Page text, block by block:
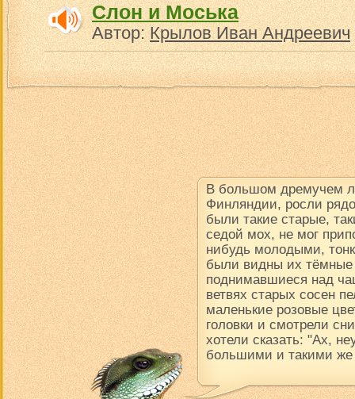
Слон и Моська
Автор:Крылов Иван Андреевич
В большом дремучем
Финляндии, росли
были такие старые,
седой мох, не мог
нибудь молодыми,
были видны их
поднимавшиеся над
ветвях старых сосен
маленькие розовые
головки и смотрели
хотели сказать: "Ах,
большими и такими